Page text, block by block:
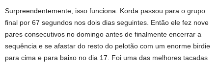
Surpreendentemente, isso funciona. Korda passou para o grupo
final por 67 segundos nos dois dias seguintes. Então ele fez nove
pares consecutivos no domingo antes de finalmente encerrar a
sequência e se afastar do resto do pelotão com um enorme birdie
para cima e para baixo no dia 17. Foi uma das melhores tacadas